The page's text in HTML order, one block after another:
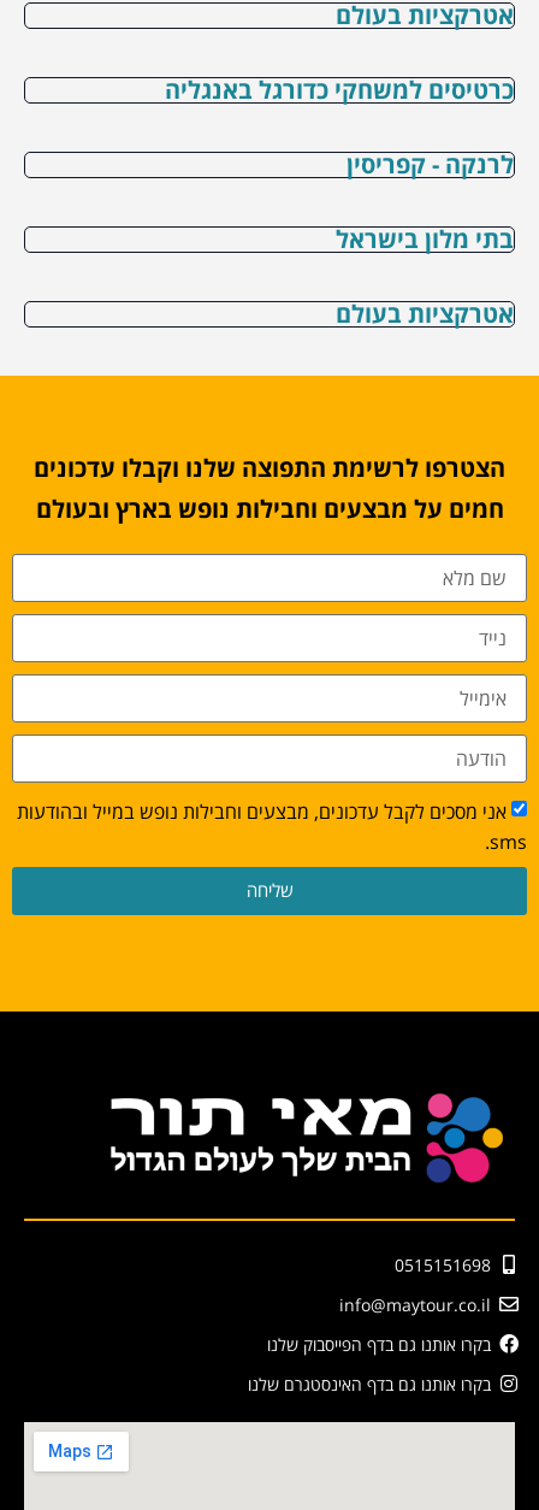
אטרקציות בעולם
כרטיסים למשחקי כדורגל באנגליה
לרנקה - קפריסין
בתי מלון בישראל
אטרקציות בעולם
הצטרפו לרשימת התפוצה שלנו וקבלו עדכונים
חמים על מבצעים וחבילות נופש בארץ ובעולם
אני מסכים לקבל עדכונים, מבצעים וחבילות נופש במייל ובהודעות
sms.
שליחה
0515151698
info@maytour.co.il
בקרו אותנו גם בדף הפייסבוק שלנו
בקרו אותנו גם בדף האינסטגרם שלנו